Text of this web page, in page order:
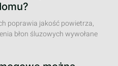
poprawia jakość powietrza,
błon śluzowych wywołane